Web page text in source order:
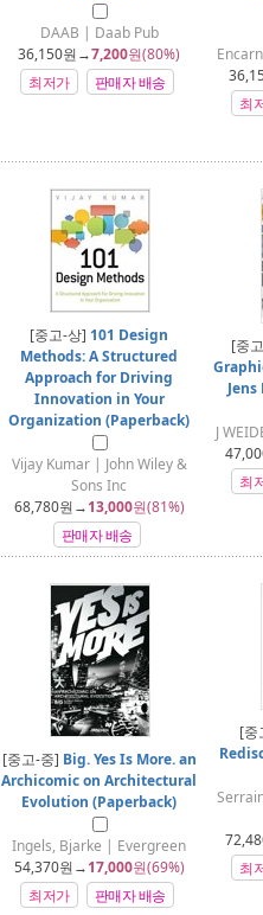
DAAB | Daab Pub
36,150원→7,200원(80%)
최저가
판매자 배송
최
[중고-상] 101 Design
Methods: A Structured
Approach for Driving
Innovation in Your
Organization (Paperback)
Vijay Kumar | John Wiley &
Sons Inc
68,780원→13,000원(81%)
판매자 배송
[중
J
최
[중고-중] Big. Yes Is More. an
Archicomic on Architectural
Evolution (Paperback)
Ingels, Bjarke | Evergreen
54,370원→17,000원(69%)
최저가
판매자 배송
[
최